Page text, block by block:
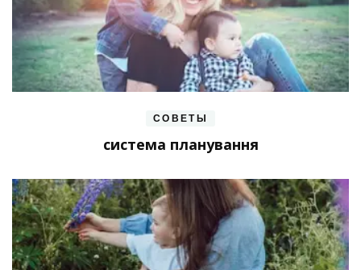
СОВЕТЫ
система планування